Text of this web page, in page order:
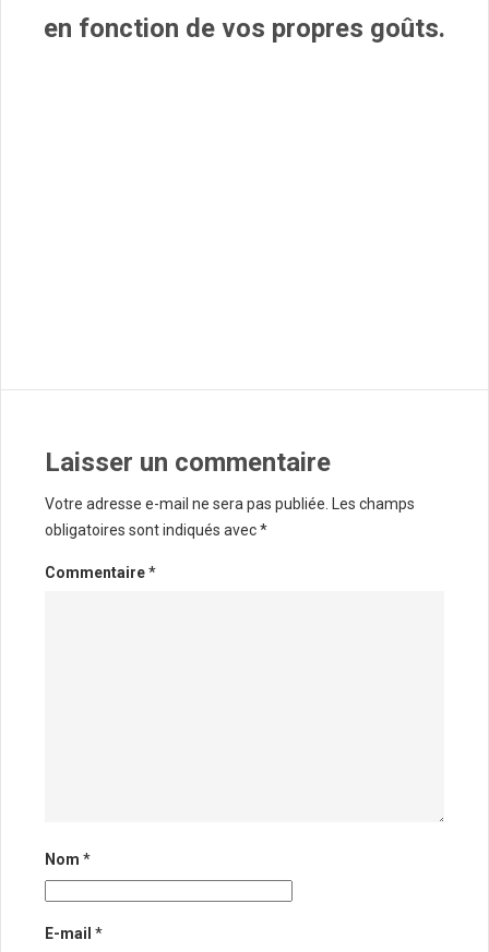
en fonction de vos propres goûts.
Laisser un commentaire
Votre adresse e-mail ne sera pas publiée. Les champs
obligatoires sont indiqués avec*
Commentaire*
Nom *
E-mail *